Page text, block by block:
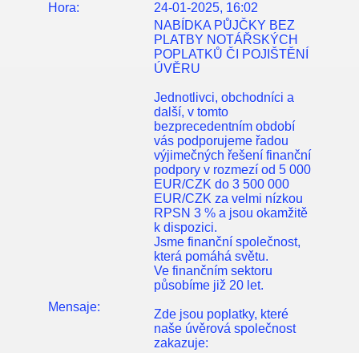
Hora:
24-01-2025, 16:02
Mensaje:
NABÍDKA PŮJČKY BEZ
PLATBY NOTÁŘSKÝCH
POPLATKŮ ČI POJIŠTĚNÍ
ÚVĚRU
Jednotlivci, obchodníci a
další, v tomto
bezprecedentním období
vás podporujeme řadou
výjimečných řešení finanční
podpory v rozmezí od 5 000
EUR/CZK do 3 500 000
EUR/CZK za velmi nízkou
RPSN 3 % a jsou okamžitě
k dispozici.
Jsme finanční společnost,
která pomáhá světu.
Ve finančním sektoru
působíme již 20 let.
Zde jsou poplatky, které
naše úvěrová společnost
zakazuje: